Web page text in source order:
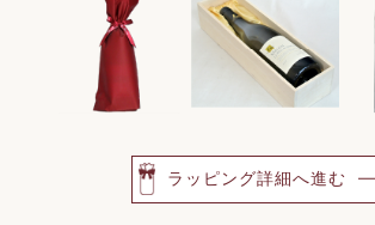
ラッピング詳細へ進む